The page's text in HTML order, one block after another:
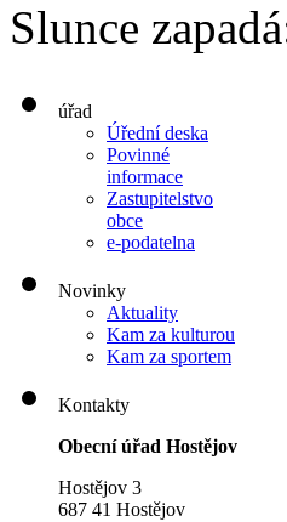
Slunce
úřad
Úřední deska
Povinné
informace
Zastupitelstvo
obce
e-podatelna
Novinky
Aktuality
Kam za kulturou
Kam za sportem
Kontakty
Obecní úřad Hostějov
Hostějov 3
687 41 Hostějov